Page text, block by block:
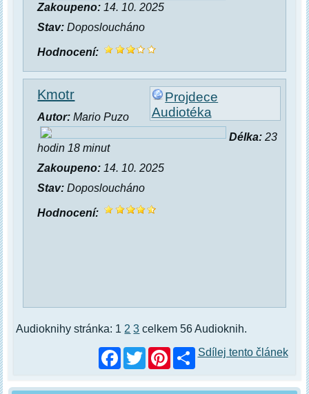
Zakoupeno: 14. 10. 2025
Stav: Doposloucháno
Hodnocení:
Projdece
Audiotéka
Kmotr
Autor: Mario Puzo
Délka:23
hodin 18 minut
Zakoupeno: 14. 10. 2025
Stav: Doposloucháno
Hodnocení:
Audioknihy stránka: 1 2 3 celkem 56 Audioknih.
Facebook
TwitterPinterestSdílej tento článek